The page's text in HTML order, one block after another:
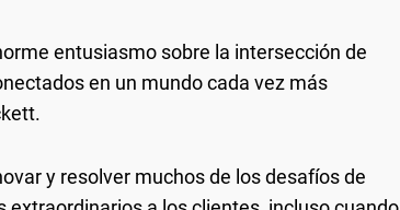
entusiasmo sobre la intersección de
en un mundo cada vez más
y resolver muchos de los desafíos de